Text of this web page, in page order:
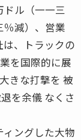
ドル（一一三
％減）、営業
、トラックの
を国際的に展
きな打撃を 被
を余儀 なくさ
ィングした大物